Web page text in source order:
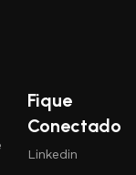
Fique
Conectado
Linkedin